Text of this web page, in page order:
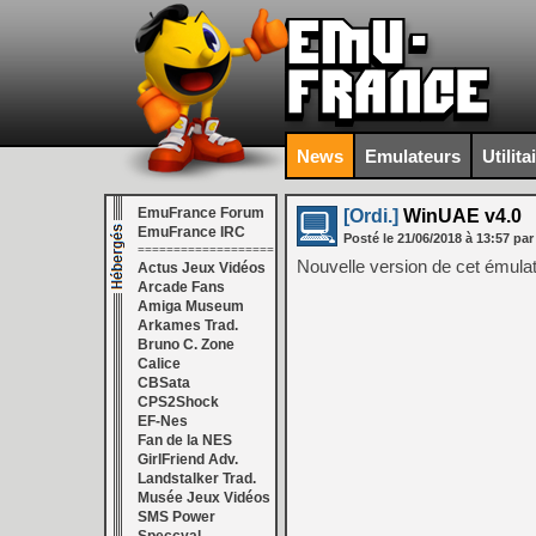
News Emulateurs
EmuFrance Forum
EmuFrance IRC
===================
Actus Jeux Vidéos
Arcade Fans
Amiga Museum
Arkames Trad.
Bruno C. Zone
Calice
CBSata
CPS2Shock
EF-Nes
Fan de la NES
GirlFriend Adv.
Landstalker Trad.
Musée Jeux Vidéos
SMS Power
[Ordi.] WinUAE v4.0
Posté le 21/06/2018 à 13:57 par
Nouvelle version de cet